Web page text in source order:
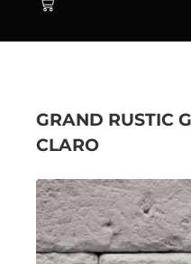
GRAND RUSTIC
CLARO